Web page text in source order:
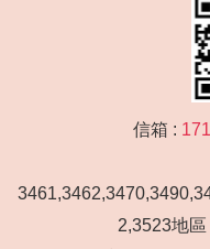
信箱 :
2,3523地